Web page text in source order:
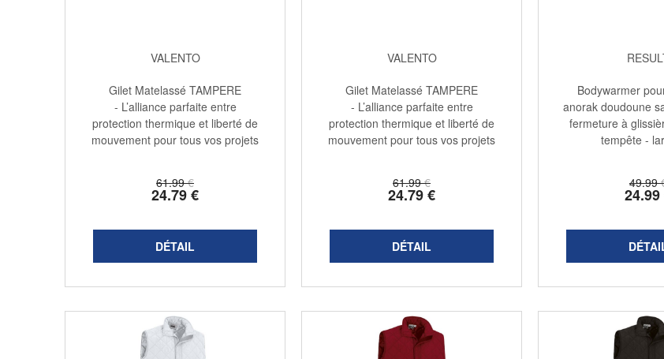
VALENTO
61.99 €
24.79€
Gilet Matelassé TAMPERE
- L’alliance parfaite entre
protection thermique et liberté de
mouvement pour tous vos projets
VALENTO
61.99 €
24.79€
Gilet Matelassé TAMPERE
- L’alliance parfaite entre
protection thermique et liberté de
mouvement pour tous vos projets
49.99
24.99
Bodywarmer
anorak doudoune
fermeture à
tempête -